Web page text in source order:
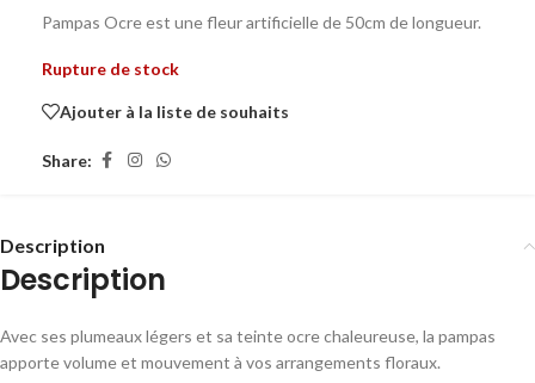
Pampas Ocre est une fleur artificielle de 50cm de longueur.
Rupture de stock
Ajouter à la liste de souhaits
Share:
Description
Description
Avec ses plumeaux légers et sa teinte ocre chaleureuse, la pampas
apporte volume et mouvement à vos arrangements floraux.